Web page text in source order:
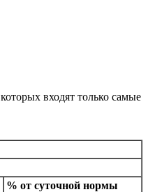
входят только самые
% от суточной нормы